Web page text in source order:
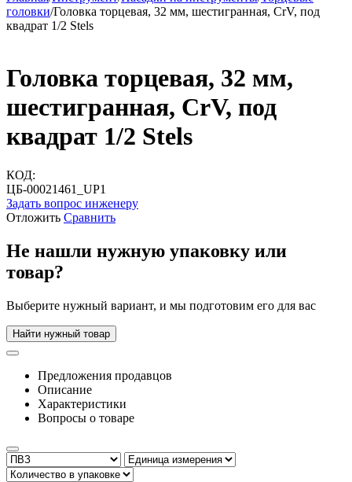
головки/Головка торцевая, 32 мм, шестигранная, CrV, под
квадрат 1/2 Stels
Головка торцевая, 32 мм,
шестигранная, CrV, под
квадрат 1/2 Stels
КОД:
ЦБ-00021461_UP1
Задать вопрос инженеру
Отложить Сравнить
Не нашли нужную упаковку или
товар?
Выберите нужный вариант, и мы подготовим его для вас
Найти нужный товар
Предложения продавцов
Описание
Характеристики
Вопросы о товаре